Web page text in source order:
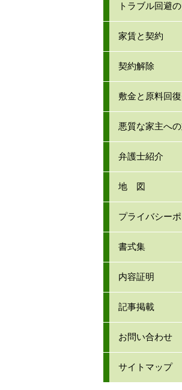
トラブル回避
家賃と契約
契約解除
敷金と原料回
悪質な家主へ
弁護士紹介
地 図
プライバシー
書式集
内容証明
記事掲載
お問い合わせ
サイトマップ